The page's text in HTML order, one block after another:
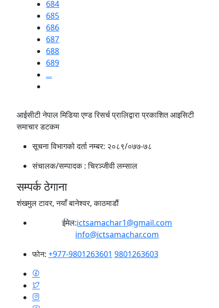
684
685
686
687
688
689
...
आईसीटी नेपाल मिडिया एण्ड रिसर्च प्रालिद्वारा प्रकाशित आइसिटी
समाचार डटकम
सूचना विभागको दर्ता नम्बर: २०८९/०७७-७८
संचालक/सम्पादक :चिरञ्जीवी लम्साल
सम्पर्क ठेगाना
शंखमुल टावर, नयाँ बानेश्वर, काठमाडौं
ईमेल:ictsamachar1@gmail.com
info@ictsamachar.com
फोन: +977-9801263601 9801263603